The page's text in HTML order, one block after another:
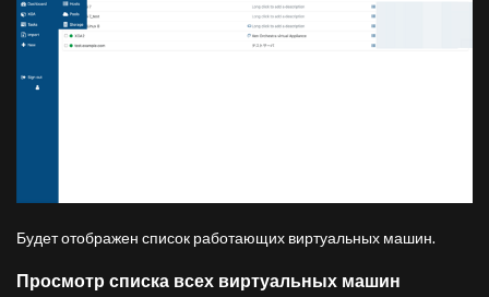
Будет отображен список работающих виртуальных машин.
Просмотр списка всех виртуальных машин